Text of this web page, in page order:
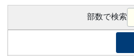
部数で検索